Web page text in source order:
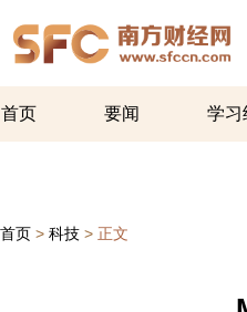
首页 要闻 学习
首页 > 科技 > 正文